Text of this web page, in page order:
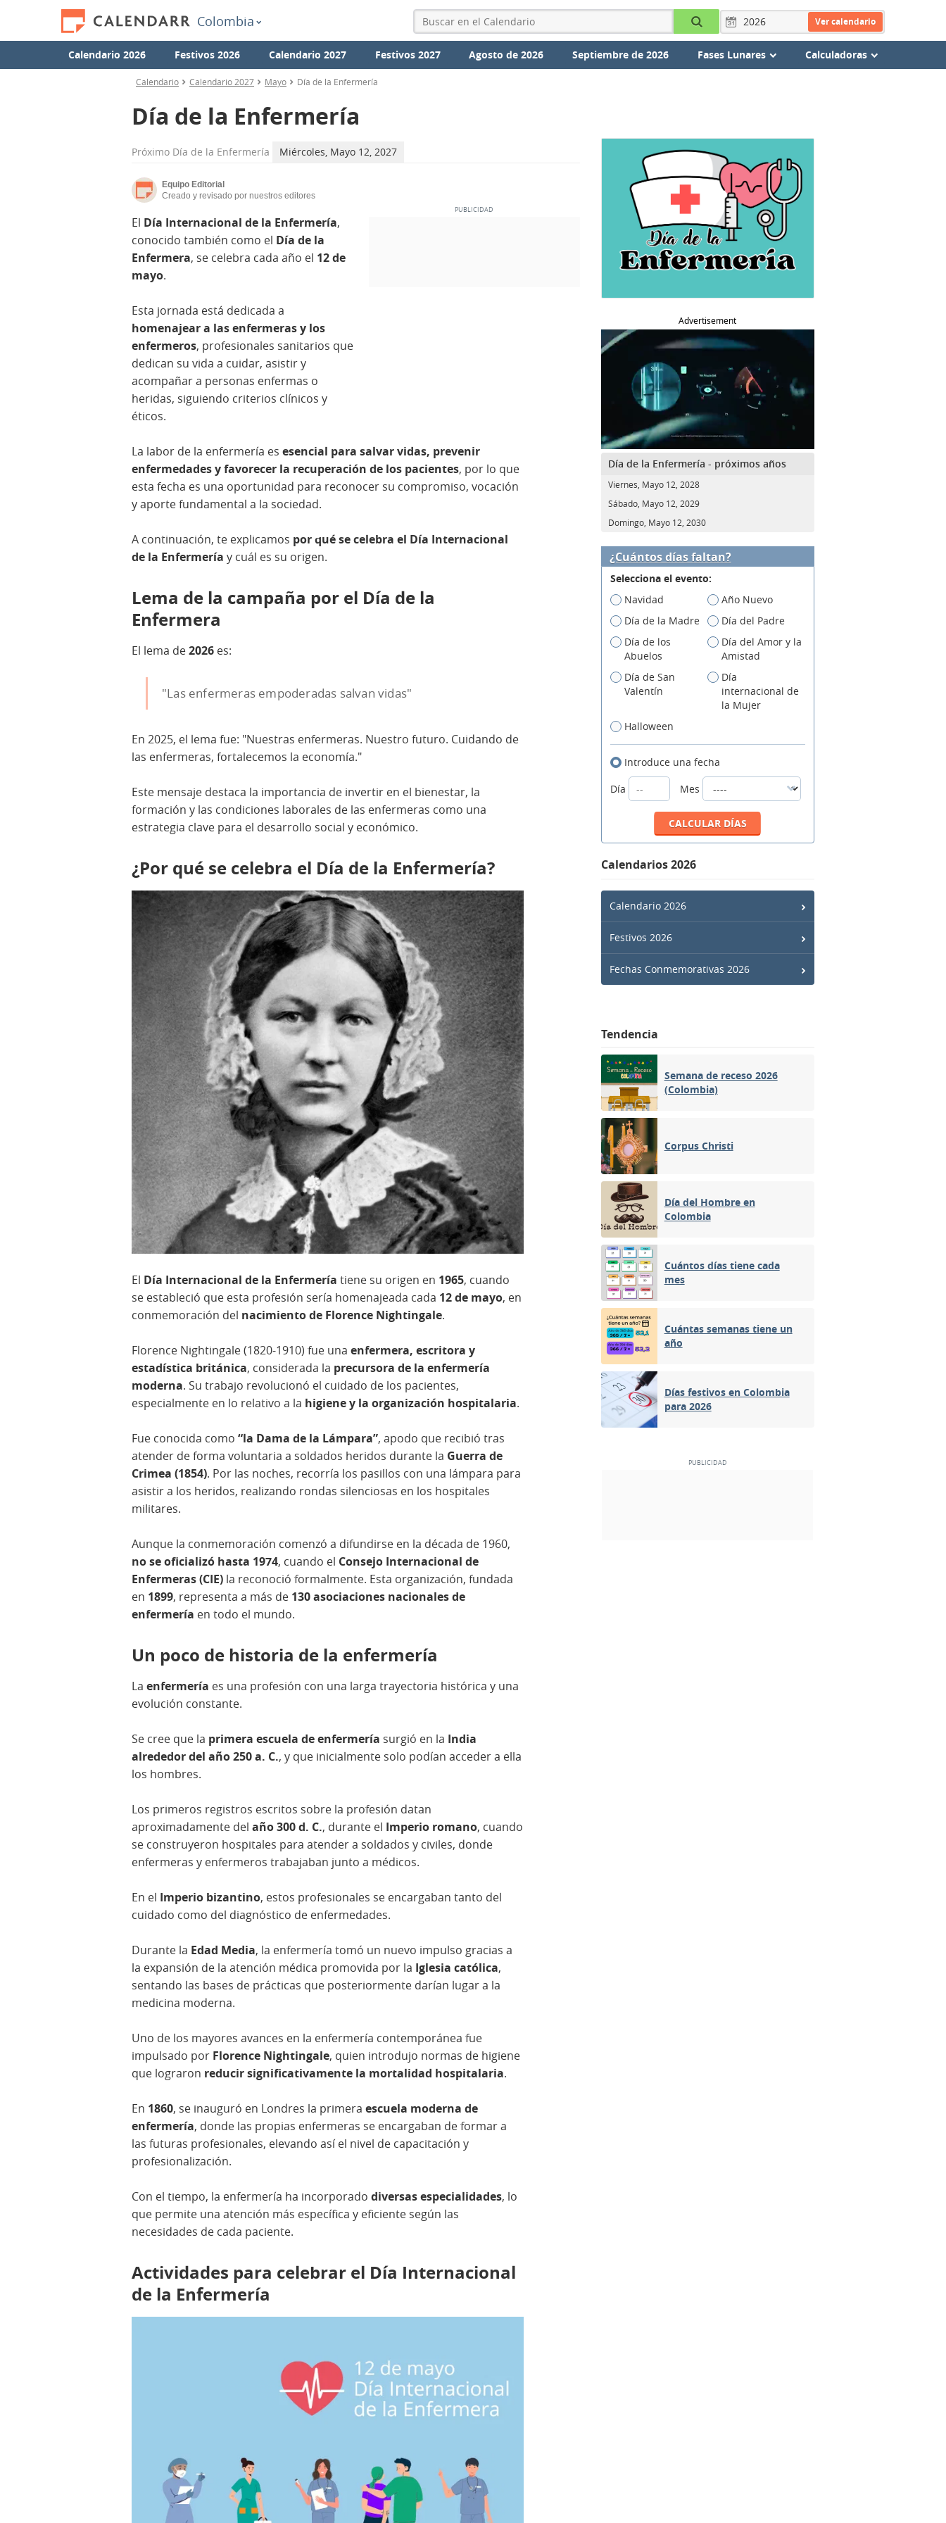
Colombia Ver calendario
Calendario 2026 Festivos 2026 Calendario 2027 Festivos 2027 Agosto de 2026 Septiembre de 2026 Fases Lunares Calculadoras
Calendario Calendario 2027 Mayo Día de la Enfermería
Día de la Enfermería
Próximo Día de la Enfermería Miércoles, Mayo 12, 2027
Equipo Editorial
Creado y revisado por nuestros editores
El Día Internacional de la Enfermería,
conocido también como el Día de la
Enfermera, se celebra cada año el 12 de
mayo.
Esta jornada está dedicada a
homenajear a las enfermeras y los
enfermeros, profesionales sanitarios que
dedican su vida a cuidar, asistir y
acompañar a personas enfermas o
heridas, siguiendo criterios clínicos y
éticos.
La labor de la enfermería es esencial para salvar vidas, prevenir
enfermedades y favorecer la recuperación de los pacientes, por lo que
esta fecha es una oportunidad para reconocer su compromiso, vocación
y aporte fundamental a la sociedad.
A continuación, te explicamos por qué se celebra el Día Internacional
de la Enfermería y cuál es su origen.
Lema de la campaña por el Día de la
Enfermera
El lema de2026 es:
"Las enfermeras empoderadas salvan vidas"
En 2025, el lema fue: "Nuestras enfermeras. Nuestro futuro. Cuidando de
las enfermeras, fortalecemos la economía."
Este mensaje destaca la importancia de invertir en el bienestar, la
formación y las condiciones laborales de las enfermeras como una
estrategia clave para el desarrollo social y económico.
¿Por qué se celebra el Día de la Enfermería?
El Día Internacional de la Enfermería tiene su origen en 1965, cuando
se estableció que esta profesión sería homenajeada cada 12 de mayo, en
conmemoración del nacimiento de Florence Nightingale.
Florence Nightingale (1820-1910) fue una enfermera, escritora y
estadística británica, considerada la precursora de la enfermería
moderna. Su trabajo revolucionó el cuidado de los pacientes,
especialmente en lo relativo a la higiene y la organización hospitalaria.
Fue conocida como “la Dama de la Lámpara”, apodo que recibió tras
atender de forma voluntaria a soldados heridos durante la Guerra de
Crimea (1854). Por las noches, recorría los pasillos con una lámpara para
asistir a los heridos, realizando rondas silenciosas en los hospitales
militares.
Aunque la conmemoración comenzó a difundirse en la década de 1960,
no se oficializó hasta 1974, cuando el Consejo Internacional de
Enfermeras (CIE) la reconoció formalmente. Esta organización, fundada
en 1899, representa a más de 130 asociaciones nacionales de
enfermería en todo el mundo.
Un poco de historia de la enfermería
La enfermería es una profesión con una larga trayectoria histórica y una
evolución constante.
Se cree que la primera escuela de enfermería surgió en la India
alrededor del año 250 a. C., y que inicialmente solo podían acceder a ella
los hombres.
Los primeros registros escritos sobre la profesión datan
aproximadamente del año 300 d. C., durante el Imperio romano, cuando
se construyeron hospitales para atender a soldados y civiles, donde
enfermeras y enfermeros trabajaban junto a médicos.
En el Imperio bizantino, estos profesionales se encargaban tanto del
cuidado como del diagnóstico de enfermedades.
Durante la Edad Media, la enfermería tomó un nuevo impulso gracias a
la expansión de la atención médica promovida por la Iglesia católica,
sentando las bases de prácticas que posteriormente darían lugar a la
medicina moderna.
Uno de los mayores avances en la enfermería contemporánea fue
impulsado por Florence Nightingale, quien introdujo normas de higiene
que lograron reducir significativamente la mortalidad hospitalaria.
En 1860, se inauguró en Londres la primera escuela moderna de
enfermería, donde las propias enfermeras se encargaban de formar a
las futuras profesionales, elevando así el nivel de capacitación y
profesionalización.
Con el tiempo, la enfermería ha incorporado diversas especialidades, lo
que permite una atención más específica y eficiente según las
necesidades de cada paciente.
Actividades para celebrar el Día Internacional
de la Enfermería
Advertisement
Día de la Enfermería - próximos años
Viernes, Mayo 12, 2028
Sábado, Mayo 12, 2029
Domingo, Mayo 12, 2030
¿Cuántos días faltan?
Selecciona el evento:
Navidad
Año Nuevo
Día de la Madre
Día del Padre
Día de los
Abuelos
Día del Amor y la
Amistad
Día de San
Valentín
Día
internacional de
la Mujer
Halloween
Introduce una fecha
Día
Mes
Calendarios 2026
Calendario 2026
Festivos 2026
Fechas Conmemorativas 2026
Tendencia
Semana de receso 2026
(Colombia)
Corpus Christi
Día del Hombre en
Colombia
Cuántos días tiene cada
mes
Cuántas semanas tiene un
año
Días festivos en Colombia
para 2026